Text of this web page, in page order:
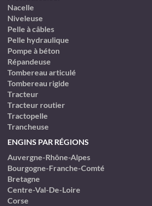
Nacelle
Niveleuse
Pelle à câbles
Pelle hydraulique
Pompe à béton
Répandeuse
Tombereau articulé
Tombereau rigide
Tracteur
Tracteur routier
Tractopelle
Trancheuse
ENGINS PAR RÉGIONS
Auvergne-Rhône-Alpes
Bourgogne-Franche-Comté
Bretagne
Centre-Val-De-Loire
Corse